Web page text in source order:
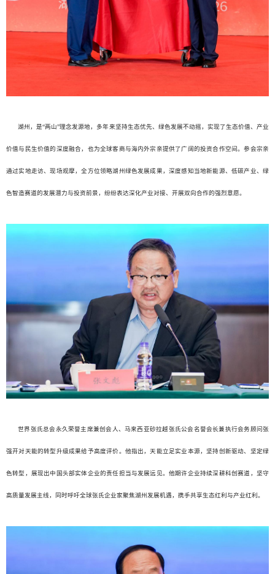
湖州，是“两山”理念发源地，多年来坚持生态优先、绿色发展不动摇，实现了生态价值、产业
价值与民生价值的深度融合，也为全球客商与海内外宗亲提供了广阔的投资合作空间。参会宗亲
通过实地走访、现场观摩，全方位领略湖州绿色发展成果，深度感知当地新能源、低碳产业、绿
色智造赛道的发展潜力与投资前景，纷纷表达深化产业对接、开展双向合作的强烈意愿。
世界张氏总会永久荣誉主席兼创会人、马来西亚砂拉越张氏公会名誉会长兼执行会务顾问张
强开对天能的转型升级成果给予高度评价。他指出，天能立足实业本源，坚持创新驱动、坚定绿
色转型，展现出中国头部实体企业的责任担当与发展远见。他期许企业持续深耕科创赛道，坚守
高质量发展主线，同时呼吁全球张氏企业家聚焦湖州发展机遇，携手共享生态红利与产业红利。